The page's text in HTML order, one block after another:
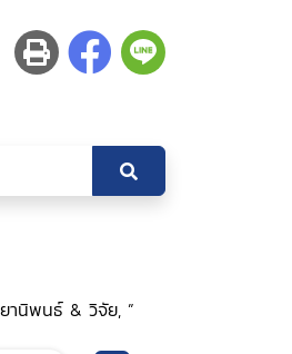
านิพนธ์ & วิจัย, ”